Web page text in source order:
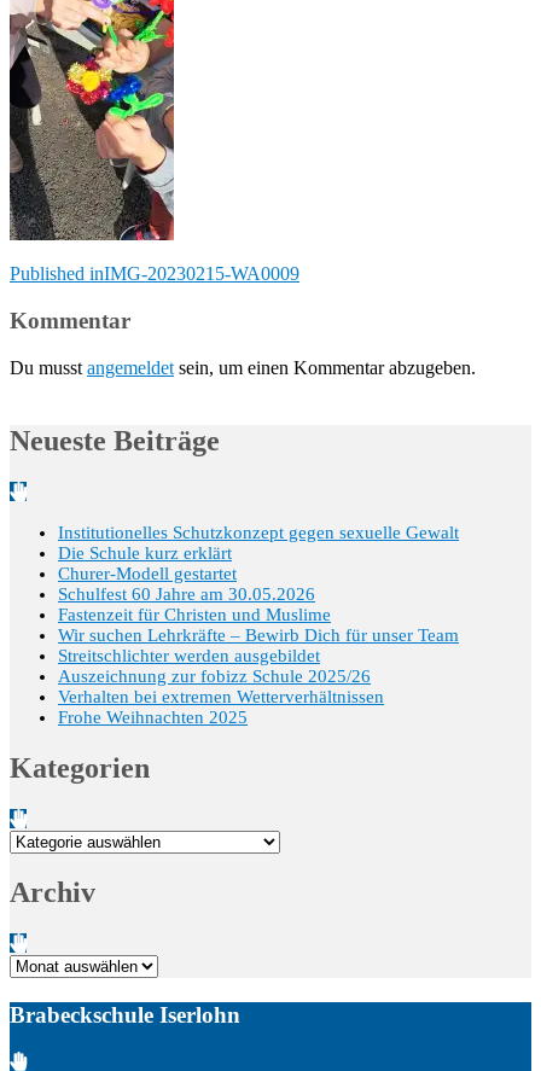
Beitragsnavigation
Published inIMG-20230215-WA0009
Kommentar
Du musst angemeldet sein, um einen Kommentar abzugeben.
Neueste Beiträge
Institutionelles Schutzkonzept gegen sexuelle Gewalt
Die Schule kurz erklärt
Churer-Modell gestartet
Schulfest 60 Jahre am 30.05.2026
Fastenzeit für Christen und Muslime
Wir suchen Lehrkräfte – Bewirb Dich für unser Team
Streitschlichter werden ausgebildet
Auszeichnung zur fobizz Schule 2025/26
Verhalten bei extremen Wetterverhältnissen
Frohe Weihnachten 2025
Kategorien
Kategorien
Archiv
Archiv
Brabeckschule Iserlohn